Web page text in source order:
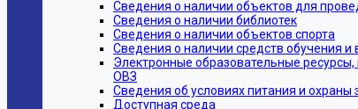
Сведения о наличии объектов для
Сведения о наличии библиотек
Сведения о наличии объектов спорта
Сведения о наличии средств обучения и
Электронные образовательные
ОВЗ
Сведения об условиях питания и
Доступная среда